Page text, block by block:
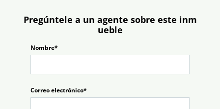
Pregúntele a un agente sobre este inm
ueble
Nombre*
Correo electrónico*